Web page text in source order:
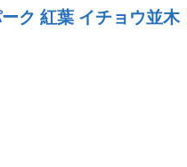
ク 紅葉 イチョウ並